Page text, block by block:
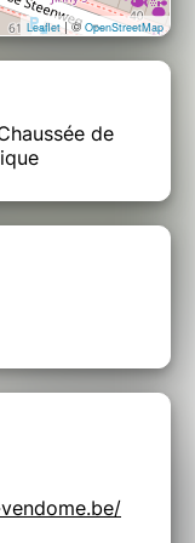
Leaflet| ©OpenStreetMap
de